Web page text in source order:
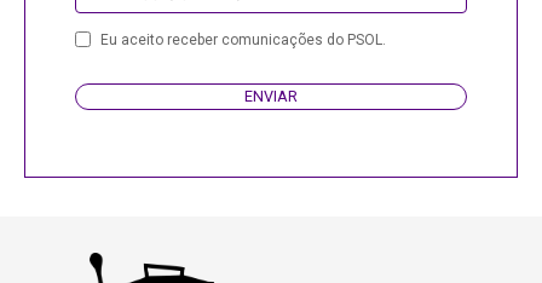
Eu aceito receber comunicações do PSOL.
ENVIAR